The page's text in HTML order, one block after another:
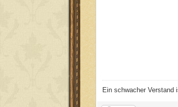
Ein schwacher